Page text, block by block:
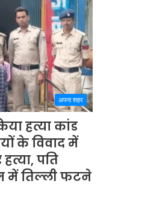
अपना शहर
हत्या कांड
के विवाद में
पति
में तिल्ली फटने